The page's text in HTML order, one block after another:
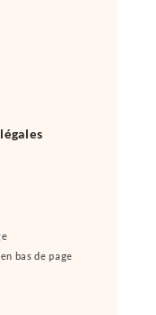
bas de page